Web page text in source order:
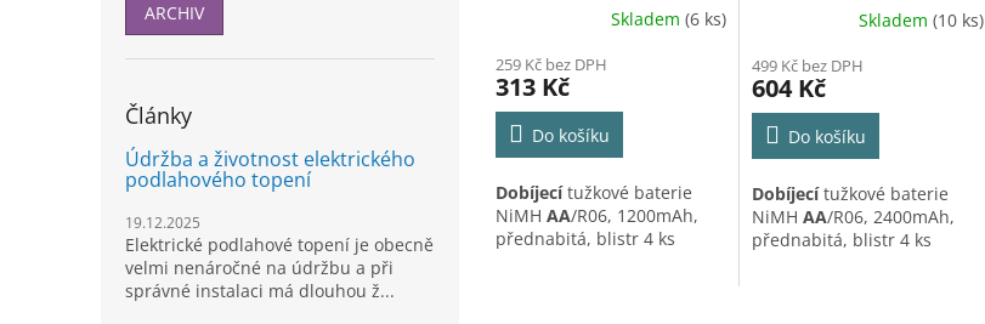
ARCHIV
Články
Údržba a životnost elektrického
podlahového topení
19.12.2025
Elektrické podlahové topení je obecně
velmi nenáročné na údržbu a při
správné instalaci má dlouhou ž...
Skladem (6 ks)
259 Kč bez DPH
313 Kč
Do košíku
Dobíjecítužkové baterie
NiMH AA/R06, 1200mAh,
přednabitá, blistr 4 ks
Skladem (10 ks)
499 Kč bez DPH
604 Kč
Do košíku
Dobíjecítužkové baterie
NiMH AA/R06, 2400mAh,
přednabitá, blistr 4 ks